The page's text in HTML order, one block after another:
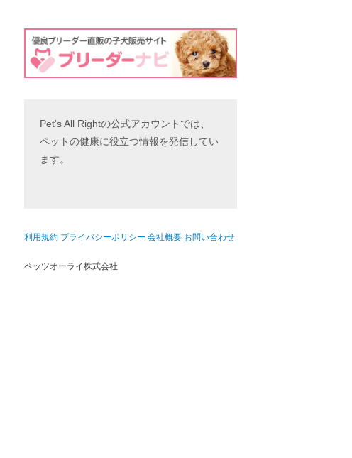
Pet's All Rightの公式アカウントでは、
ペットの健康に役立つ情報を発信してい
ます。
利用規約 プライバシーポリシー 会社概要 お問い合わせ
ペッツオーライ株式会社